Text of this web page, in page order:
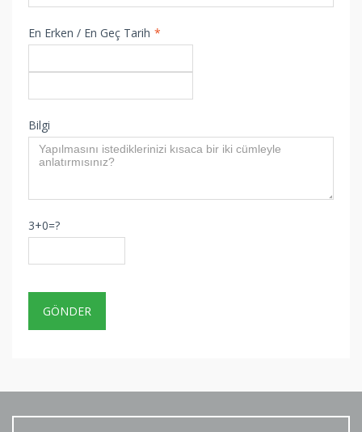
En Erken / En Geç Tarih *
Bilgi
3+0=?